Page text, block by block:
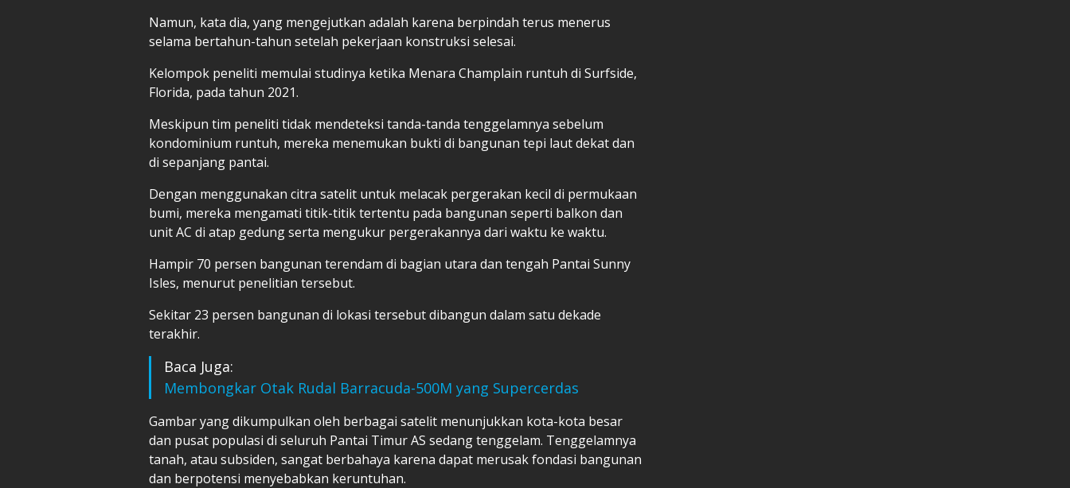
Namun, kata dia, yang mengejutkan adalah karena berpindah terus menerus
selama bertahun-tahun setelah pekerjaan konstruksi selesai.
Kelompok peneliti memulai studinya ketika Menara Champlain runtuh di Surfside,
Florida, pada tahun 2021.
Meskipun tim peneliti tidak mendeteksi tanda-tanda tenggelamnya sebelum
kondominium runtuh, mereka menemukan bukti di bangunan tepi laut dekat dan
di sepanjang pantai.
Dengan menggunakan citra satelit untuk melacak pergerakan kecil di permukaan
bumi, mereka mengamati titik-titik tertentu pada bangunan seperti balkon dan
unit AC di atap gedung serta mengukur pergerakannya dari waktu ke waktu.
Hampir 70 persen bangunan terendam di bagian utara dan tengah Pantai Sunny
Isles, menurut penelitian tersebut.
Sekitar 23 persen bangunan di lokasi tersebut dibangun dalam satu dekade
terakhir.
Baca Juga:
Membongkar Otak Rudal Barracuda-500M yang Supercerdas
Gambar yang dikumpulkan oleh berbagai satelit menunjukkan kota-kota besar
dan pusat populasi di seluruh Pantai Timur AS sedang tenggelam. Tenggelamnya
tanah, atau subsiden, sangat berbahaya karena dapat merusak fondasi bangunan
dan berpotensi menyebabkan keruntuhan.